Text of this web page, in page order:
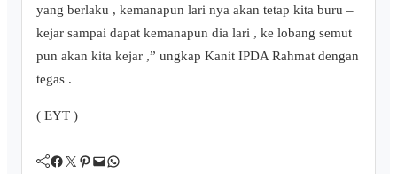
yang berlaku , kemanapun lari nya akan tetap kita buru –
kejar sampai dapat kemanapun dia lari , ke lobang semut
pun akan kita kejar ,” ungkap Kanit IPDA Rahmat dengan
tegas .
( EYT )
Facebook Twitter Pinterest Mail WhatsApp